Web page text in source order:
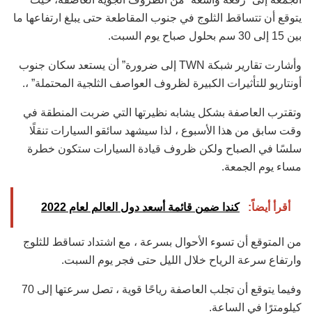
يتوقع أن تتساقط الثلوج في جنوب المقاطعة حتى يبلغ ارتفاعها ما
بين 15 إلى 30 سم بحلول صباح يوم السبت.
وأشارت تقارير شبكة TWN إلى ضرورة” أن يستعد سكان جنوب
أونتاريو للتأثيرات الكبيرة لظروف العواصف الثلجية المحتملة” ،.
وتقترب العاصفة بشكل يشابه نظيرتها التي ضربت المنطقة في
وقت سابق من هذا الأسبوع ، لذا سيشهد سائقو السيارات تنقلًا
سلسًا في الصباح ولكن ظروف قيادة السيارات ستكون خطرة
مساء يوم الجمعة.
أقرأ أيضاً: كندا ضمن قائمة أسعد دول العالم لعام 2022
من المتوقع أن تسوء الأحوال بسرعة ، مع اشتداد تساقط للثلوج
وارتفاع سرعة الرياح خلال الليل حتى فجر يوم السبت.
وفيما يتوقع أن تجلب العاصفة رياحًا قوية ، تصل سرعتها إلى 70
كيلومترًا في الساعة.